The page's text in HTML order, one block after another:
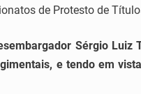
de Protesto de
Sérgio Luiz
e tendo em